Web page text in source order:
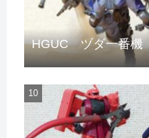
HGUC ヅダ一番